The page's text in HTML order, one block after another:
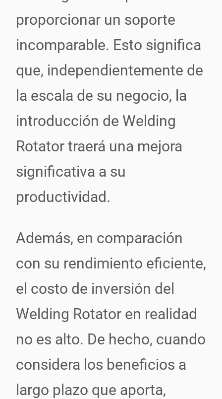
proporcionar un soporte
incomparable. Esto significa
que, independientemente de
la escala de su negocio, la
introducción de Welding
Rotator traerá una mejora
significativa a su
productividad.
Además, en comparación
con su rendimiento eficiente,
el costo de inversión del
Welding Rotator en realidad
no es alto. De hecho, cuando
considera los beneficios a
largo plazo que aporta,